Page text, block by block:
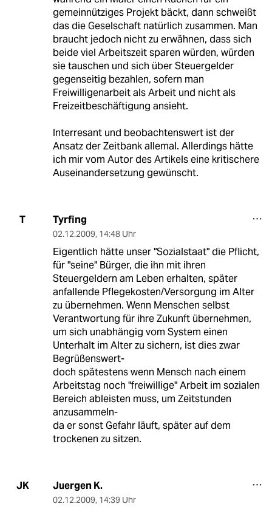
gemeinnütziges Projekt bäckt, dann schweißt
das die Geselschaft natürlich zusammen. Man
braucht jedoch nicht zu erwähnen, dass sich
beide viel Arbeitszeit sparen würden, würden
sie tauschen und sich über Steuergelder
gegenseitig bezahlen, sofern man
Freiwilligenarbeit als Arbeit und nicht als
Freizeitbeschäftigung ansieht.
Interresant und beobachtenswert ist der
Ansatz der Zeitbank allemal. Allerdings hätte
ich mir vom Autor des Artikels eine kritischere
Auseinandersetzung gewünscht.
T Tyrfing
02.12.2009, 14:48 Uhr
Eigentlich hätte unser "Sozialstaat" die Pflicht,
für "seine" Bürger, die ihn mit ihren
Steuergeldern am Leben erhalten, später
anfallende Pflegekosten/Versorgung im Alter
zu übernehmen. Wenn Menschen selbst
Verantwortung für ihre Zukunft übernehmen,
um sich unabhängig vom System einen
Unterhalt im Alter zu sichern, ist dies zwar
Begrüßenswert-
doch spätestens wenn Mensch nach einem
Arbeitstag noch "freiwillige" Arbeit im sozialen
Bereich ableisten muss, um Zeitstunden
anzusammeln-
da er sonst Gefahr läuft, später auf dem
trockenen zu sitzen.
JK Juergen K.
02.12.2009, 14:39 Uhr